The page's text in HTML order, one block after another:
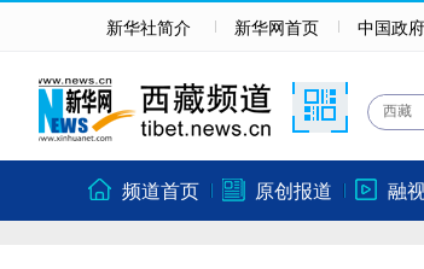
新华社简介 新华网首页 中国政
频道首页 原创报道 融